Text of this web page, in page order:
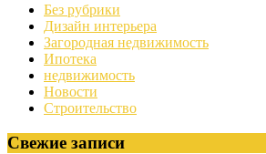
Без рубрики
Дизайн интерьера
Загородная недвижимость
Ипотека
недвижимость
Новости
Строительство
Свежие записи